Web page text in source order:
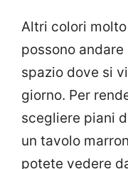
Altri colori molto
possono
spazio dove si
giorno. Per
scegliere piani
un tavolo
potete vedere